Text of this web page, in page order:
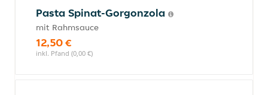
Pasta Spinat-Gorgonzola
mit Rahmsauce
12,50 €
inkl. Pfand (0,00 €)